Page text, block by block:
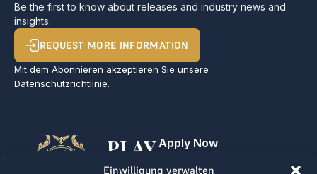
Einwilligung verwalten
Be the first to know about releases and industry news and
insights.
REQUEST MORE INFORMATION
Mit dem Abonnieren akzeptieren Sie unsere
Datenschutzrichtlinie.
PLAY Apply Now